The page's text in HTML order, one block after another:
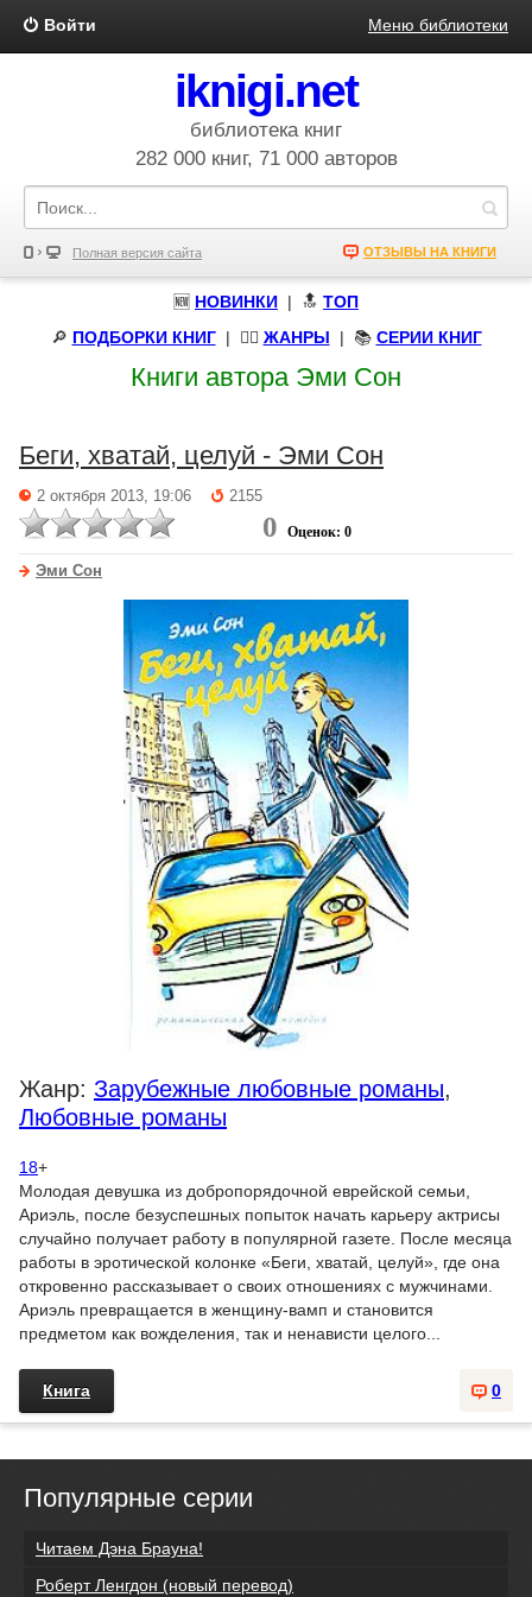
Войти Меню библиотеки
iknigi.net
библиотека книг
282 000 книг, 71 000 авторов
Полная версия сайта ОТЗЫВЫ НА КНИГИ
🆕 НОВИНКИ | 🔝 ТОП
🔎 ПОДБОРКИ КНИГ| 🧝‍♀️ ЖАНРЫ | 📚 СЕРИИ КНИГ
Книги автора Эми Сон
Беги, хватай, целуй - Эми Сон
2 октября 2013, 19:06 2155
0 Оценок: 0
Эми Сон
Жанр: Зарубежные любовные романы,
Любовные романы
18+
Молодая девушка из добропорядочной еврейской семьи,
Ариэль, после безуспешных попыток начать карьеру актрисы
случайно получает работу в популярной газете. После месяца
работы в эротической колонке «Беги, хватай, целуй», где она
откровенно рассказывает о своих отношениях с мужчинами.
Ариэль превращается в женщину-вамп и становится
предметом как вожделения, так и ненависти целого...
0
Книга
Популярные серии
Читаем Дэна Брауна!
Роберт Ленгдон (новый перевод)